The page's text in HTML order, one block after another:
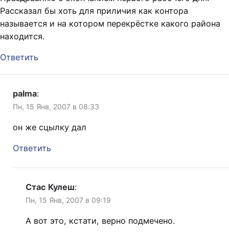
Рассказал бы хоть для приличия как контора
называется и на котором перекрёстке какого района
находится.
Ответить
palma:
Пн, 15 Янв, 2007 в 08:33
он же сцылку дал
Ответить
Стас Кулеш:
Пн, 15 Янв, 2007 в 09:19
А вот это, кстати, верно подмечено.